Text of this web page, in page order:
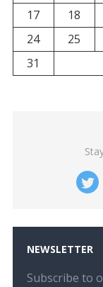
17
18
24
25
31
NEWSLETTER
Subscribe to